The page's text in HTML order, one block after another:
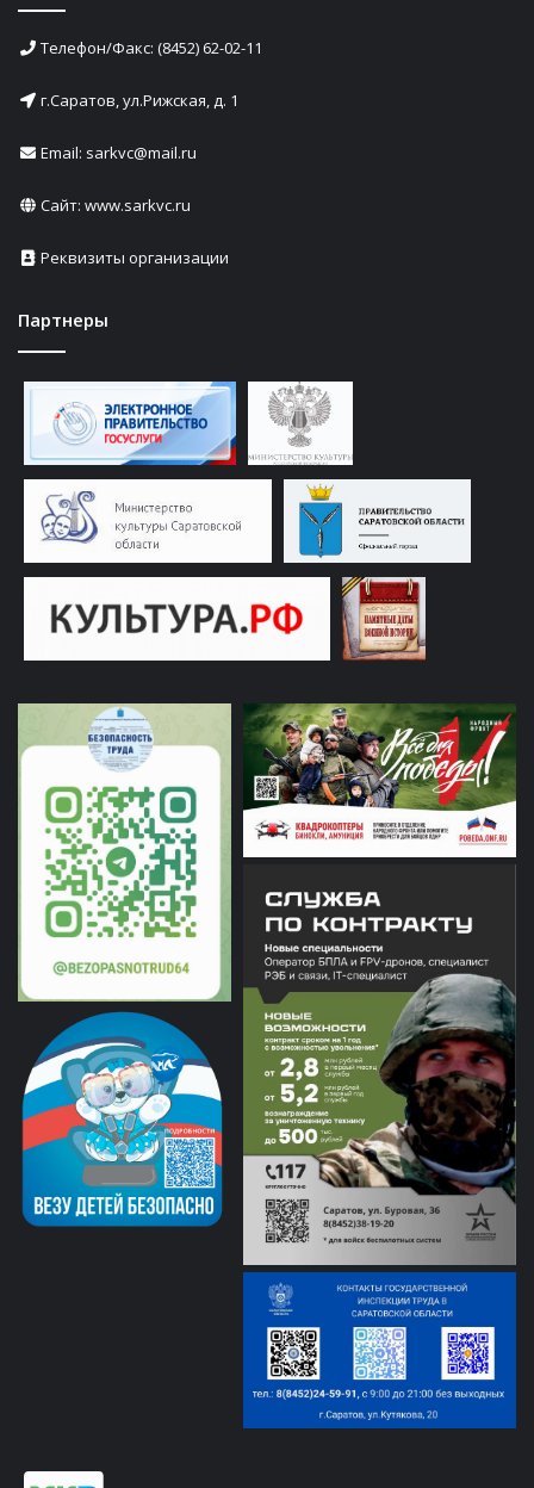
Телефон/Факс: (8452) 62-02-11
г.Саратов, ул.Рижская, д. 1
Email: sarkvc@mail.ru
Сайт: www.sarkvc.ru
Реквизиты организации
Партнеры